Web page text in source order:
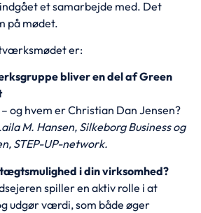
et samarbejde med. Det
på mødet.
er:
bliver en del af Green
og hvem er Christian Dan Jensen?
M. Hansen, Silkeborg Business og
STEP-UP-network.
i din virksomhed?
spiller en aktiv rolle i at
udgør værdi, som både øger